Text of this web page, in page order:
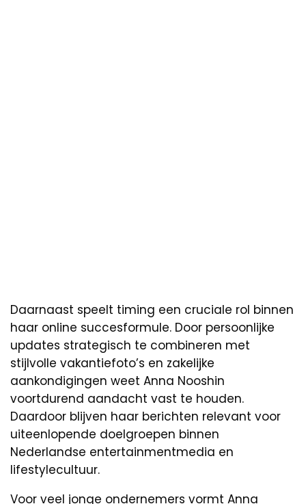
Daarnaast speelt timing een cruciale rol binnen
haar online succesformule. Door persoonlijke
updates strategisch te combineren met
stijlvolle vakantiefoto’s en zakelijke
aankondigingen weet Anna Nooshin
voortdurend aandacht vast te houden.
Daardoor blijven haar berichten relevant voor
uiteenlopende doelgroepen binnen
Nederlandse entertainmentmedia en
lifestylecultuur.
Voor veel jonge ondernemers vormt Anna